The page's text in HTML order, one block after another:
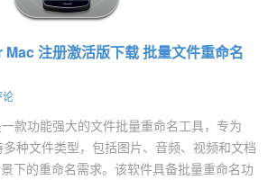
注册激活版下载 批量文件重命名
论
款功能强大的文件批量重命名工具，专为
种文件类型，包括图片、音频、视频和文档
下的重命名需求。该软件具备批量重命名功